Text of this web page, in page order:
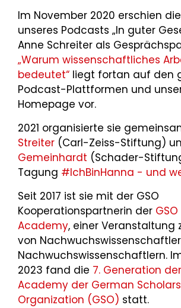
Im November 2020 erschien
unseres Podcasts „In guter
Anne Schreiter als
„Warum wissenschaftliches
bedeutet“ liegt fortan auf den
Podcast-Plattformen und
Homepage vor.
2021 organisierte sie
Streiter (Carl-Zeiss-Stiftung)
Gemeinhardt (Schader-
Tagung #IchBinHanna - und
Seit 2017 ist sie mit der GSO
Kooperationspartnerin der
Academy, einer Veranstaltung
von
Nachwuchswissenschaftlern.
2023 fand die 7. Generation
Academy der German Scholars
Organization (GSO) statt.